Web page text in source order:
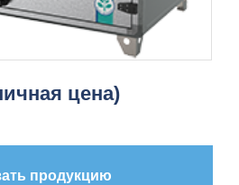
цена)
продукцию